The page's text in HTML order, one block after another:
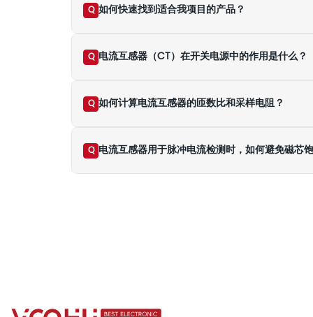
Q 如何快速找到适合我项目的产品？
Q 电流互感器（CT）在开关电源中的作用是什么？
Q 如何计算电流互感器的匝数比和采样电阻？
Q 电流互感器用于脉冲电流检测时，如何避免磁芯